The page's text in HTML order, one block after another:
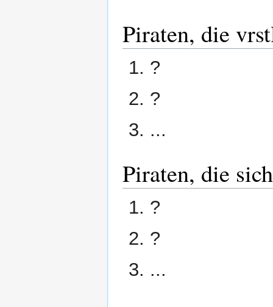
Piraten, die
?
?
...
Piraten, die
?
?
...